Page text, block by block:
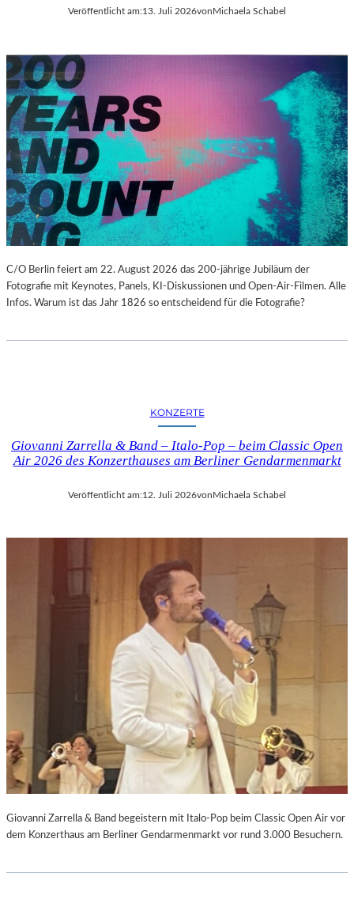
Veröffentlicht am:13. Juli 2026von Michaela Schabel
C/O Berlin feiert am 22. August 2026 das 200-jährige Jubiläum der
Fotografie mit Keynotes, Panels, KI-Diskussionen und Open-Air-Filmen. Alle
Infos. Warum ist das Jahr 1826 so entscheidend für die Fotografie?
KONZERTE
Giovanni Zarrella & Band – Italo-Pop – beim Classic Open
Air 2026 des Konzerthauses am Berliner Gendarmenmarkt
Veröffentlicht am:12. Juli 2026von Michaela Schabel
Giovanni Zarrella & Band begeistern mit Italo-Pop beim Classic Open Air vor
dem Konzerthaus am Berliner Gendarmenmarkt vor rund 3.000 Besuchern.